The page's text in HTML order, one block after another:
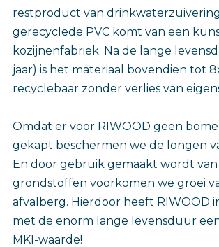
restproduct van
gerecyclede PVC komt van een
kozijnenfabriek. Na de lange
jaar) is het materiaal bovendien tot
recyclebaar zonder verlies van
Omdat er voor RIWOOD geen
gekapt beschermen we de longen
En door gebruik gemaakt wordt
grondstoffen voorkomen we groei
afvalberg. Hierdoor heeft RIWOOD
met de enorm lange levensduur
MKI-waarde!